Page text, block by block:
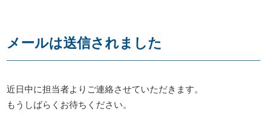
お知らせ
事務所だより
メールは送信されました
近日中に担当者よりご連絡させていただきます。
もうしばらくお待ちください。